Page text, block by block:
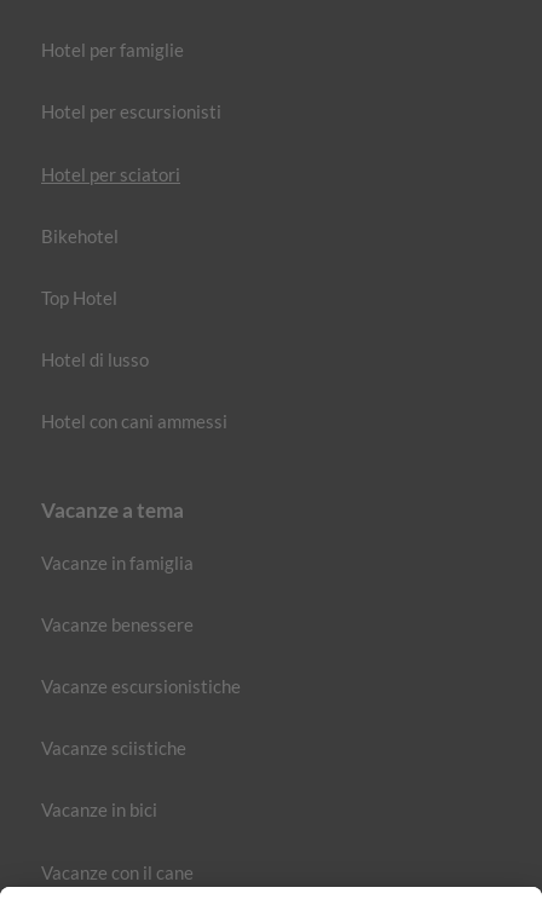
Hotel per famiglie
Hotel per escursionisti
Hotel per sciatori
Bikehotel
Top Hotel
Hotel di lusso
Hotel con cani ammessi
Vacanze a tema
Vacanze in famiglia
Vacanze benessere
Vacanze escursionistiche
Vacanze sciistiche
Vacanze in bici
Vacanze con il cane